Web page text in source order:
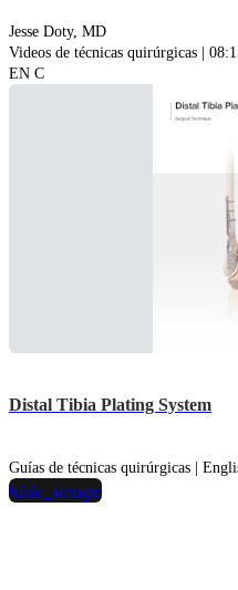
Jesse Doty, MD
Videos de técnicas quirúrgicas |
EN C
Distal Tibia Plating System
Guías de técnicas quirúrgicas |
hide_image